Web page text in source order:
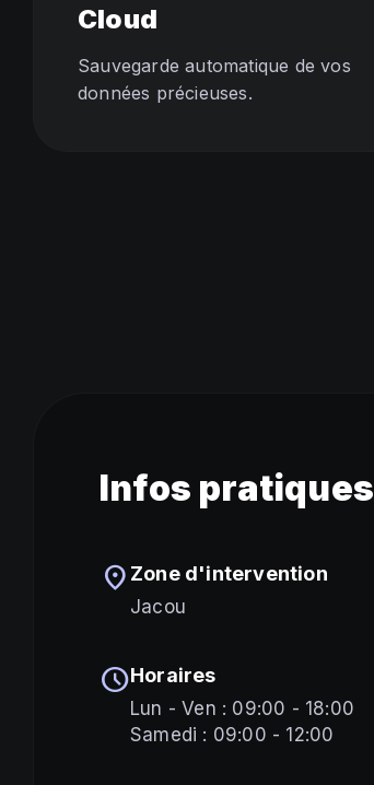
Cloud
Sauvegarde automatique de vos
données précieuses.
Infos pratiques
location_on Zone d'intervention
Jacou
scheduleHoraires
Lun - Ven : 09:00 - 18:00
Samedi : 09:00 - 12:00